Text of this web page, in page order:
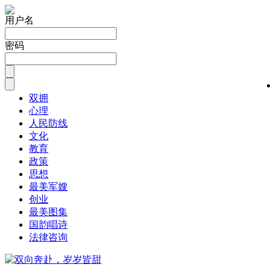
用户名
密码
双拥
心理
人民防线
文化
教育
政策
思想
最美军嫂
创业
最美图集
国韵唱诗
法律咨询